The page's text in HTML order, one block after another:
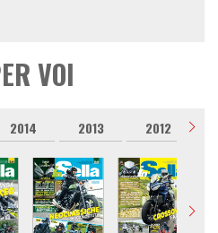
VOI
2014 2013 2012